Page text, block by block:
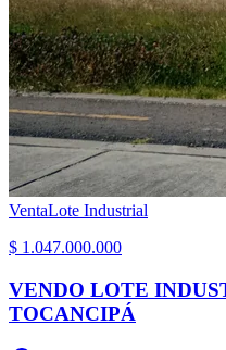
VentaLote Industrial
$ 1.047.000.000
VENDO LOTE
TOCANCIPÁ